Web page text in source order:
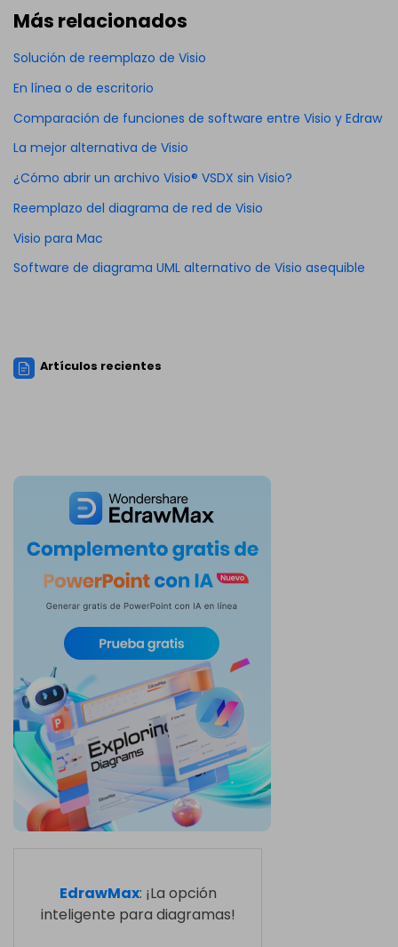
Más relacionados
Solución de reemplazo de Visio
En línea o de escritorio
Comparación de funciones de software entre Visio y Edraw
La mejor alternativa de Visio
¿Cómo abrir un archivo Visio® VSDX sin Visio?
Reemplazo del diagrama de red de Visio
Visio para Mac
Software de diagrama UML alternativo de Visio asequible
Artículos recientes
EdrawMax: ¡La opción
inteligente para diagramas!